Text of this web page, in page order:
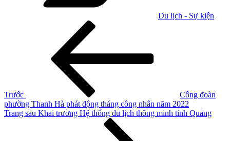
Du lịch - Sự kiện
Trước
Công đoàn
phường Thanh Hà phát động tháng công nhân năm 2022
Bài
Trang sau Khai trương Hệ thống du lịch thông minh tỉnh Quảng